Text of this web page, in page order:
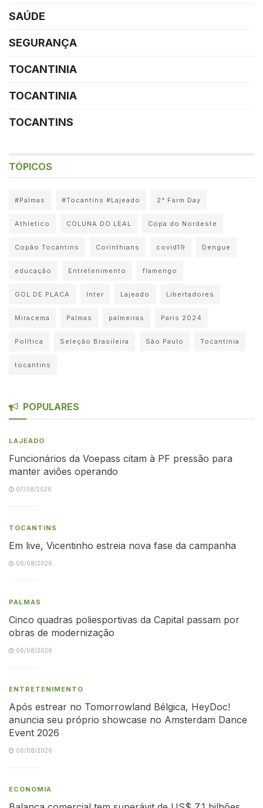
SAÚDE
SEGURANÇA
TOCANTINIA
TOCANTINIA
TOCANTINS
TÓPICOS
#Palmas #Tocantins #Lajeado 2° Farm Day
Athletico COLUNA DO LEAL Copa do Nordeste
Copão Tocantins Corinthians covid19 Dengue
educação Entretenimento flamengo
GOL DE PLACA Inter Lajeado Libertadores
Miracema Palmas palmeiras Paris 2024
Política Seleção Brasileira São Paulo Tocantinia
tocantins
POPULARES
LAJEADO
Funcionários da Voepass citam à PF pressão para
manter aviões operando
07/08/2026
TOCANTINS
Em live, Vicentinho estreia nova fase da campanha
06/08/2026
PALMAS
Cinco quadras poliesportivas da Capital passam por
obras de modernização
06/08/2026
ENTRETENIMENTO
Após estrear no Tomorrowland Bélgica, HeyDoc!
anuncia seu próprio showcase no Amsterdam Dance
Event 2026
06/08/2026
ECONOMIA